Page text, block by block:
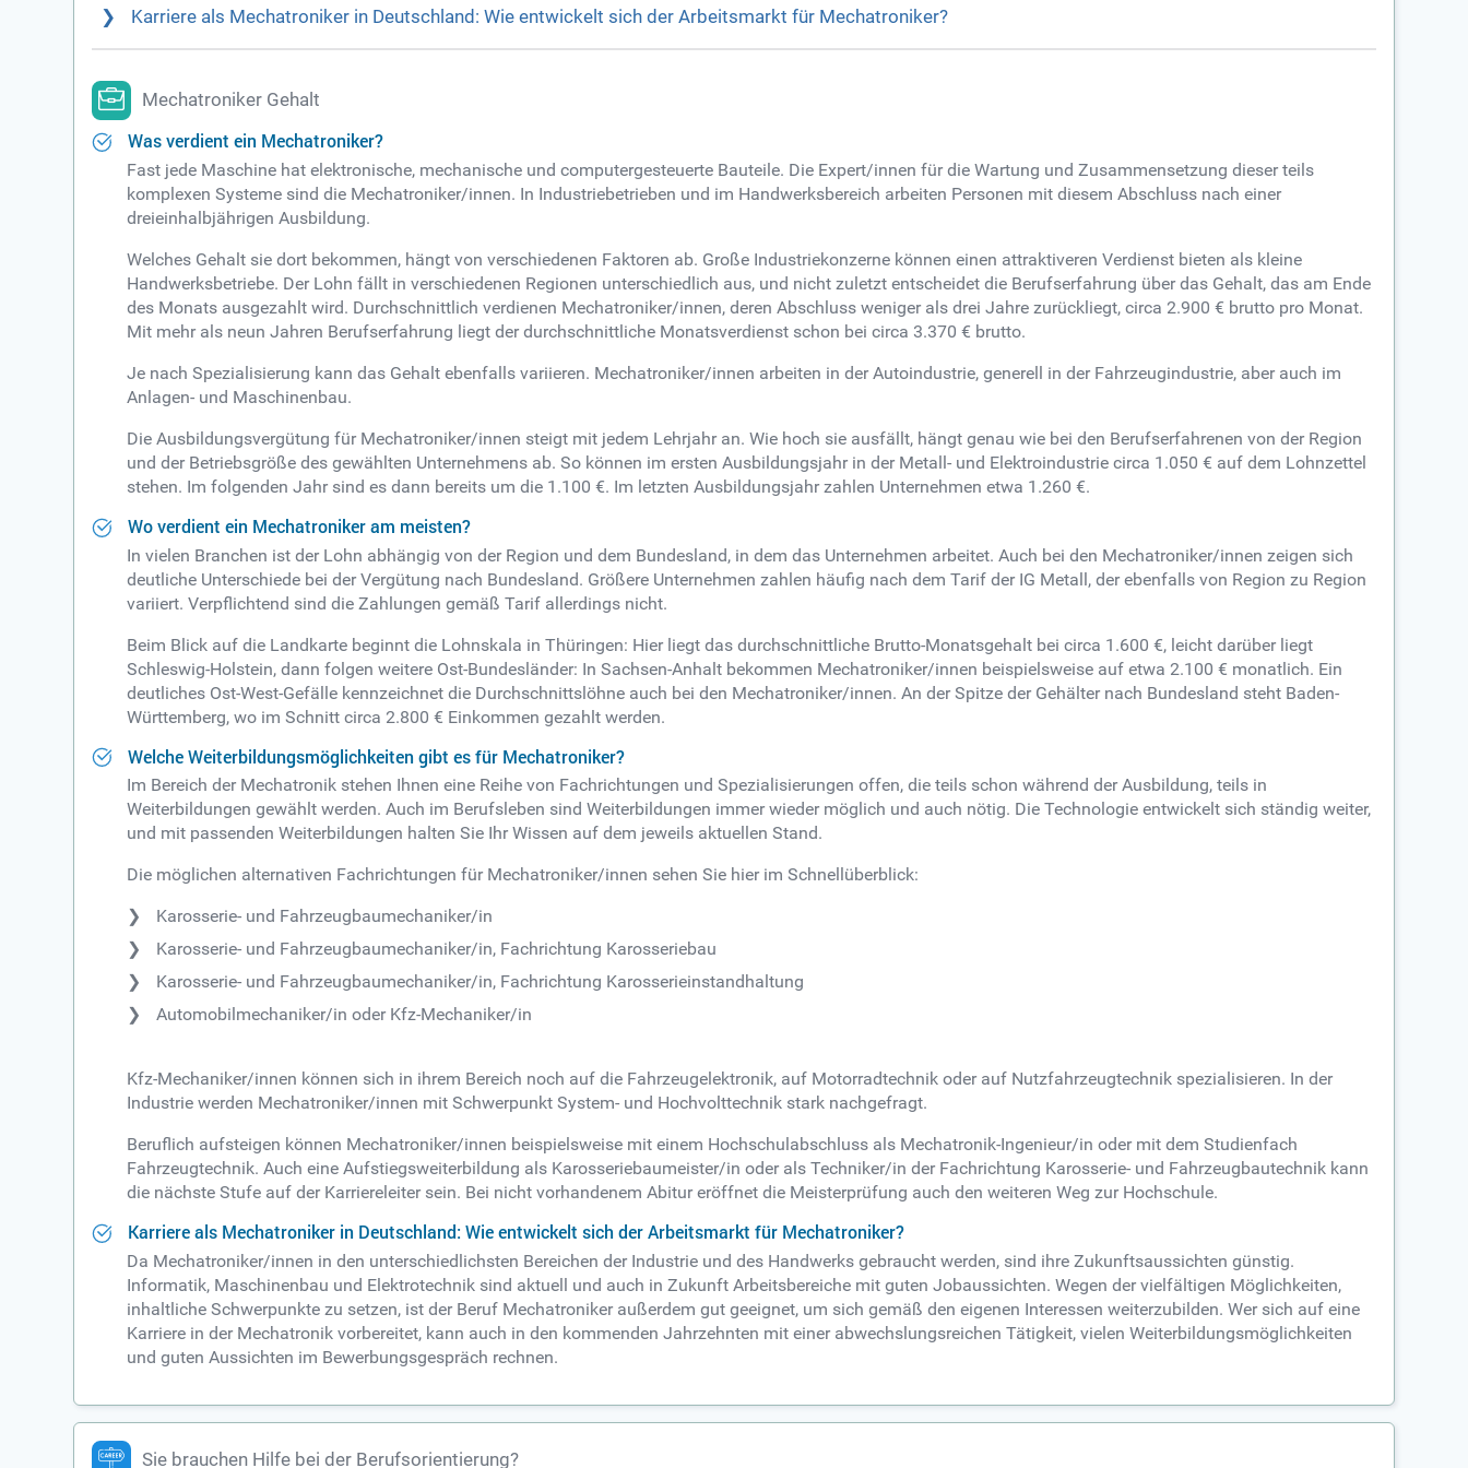
Karriere als Mechatroniker in Deutschland: Wie entwickelt sich der Arbeitsmarkt für Mechatroniker?
Mechatroniker Gehalt
Was verdient ein Mechatroniker?
Fast jede Maschine hat elektronische, mechanische und computergesteuerte Bauteile. Die Expert/innen für die Wartung und Zusammensetzung dieser teils
komplexen Systeme sind die Mechatroniker/innen. In Industriebetrieben und im Handwerksbereich arbeiten Personen mit diesem Abschluss nach einer
dreieinhalbjährigen Ausbildung.
Welches Gehalt sie dort bekommen, hängt von verschiedenen Faktoren ab. Große Industriekonzerne können einen attraktiveren Verdienst bieten als kleine
Handwerksbetriebe. Der Lohn fällt in verschiedenen Regionen unterschiedlich aus, und nicht zuletzt entscheidet die Berufserfahrung über das Gehalt, das am Ende
des Monats ausgezahlt wird. Durchschnittlich verdienen Mechatroniker/innen, deren Abschluss weniger als drei Jahre zurückliegt, circa 2.900 € brutto pro Monat.
Mit mehr als neun Jahren Berufserfahrung liegt der durchschnittliche Monatsverdienst schon bei circa 3.370 € brutto.
Je nach Spezialisierung kann das Gehalt ebenfalls variieren. Mechatroniker/innen arbeiten in der Autoindustrie, generell in der Fahrzeugindustrie, aber auch im
Anlagen- und Maschinenbau.
Die Ausbildungsvergütung für Mechatroniker/innen steigt mit jedem Lehrjahr an. Wie hoch sie ausfällt, hängt genau wie bei den Berufserfahrenen von der Region
und der Betriebsgröße des gewählten Unternehmens ab. So können im ersten Ausbildungsjahr in der Metall- und Elektroindustrie circa 1.050 € auf dem Lohnzettel
stehen. Im folgenden Jahr sind es dann bereits um die 1.100 €. Im letzten Ausbildungsjahr zahlen Unternehmen etwa 1.260 €.
Wo verdient ein Mechatroniker am meisten?
In vielen Branchen ist der Lohn abhängig von der Region und dem Bundesland, in dem das Unternehmen arbeitet. Auch bei den Mechatroniker/innen zeigen sich
deutliche Unterschiede bei der Vergütung nach Bundesland. Größere Unternehmen zahlen häufig nach dem Tarif der IG Metall, der ebenfalls von Region zu Region
variiert. Verpflichtend sind die Zahlungen gemäß Tarif allerdings nicht.
Beim Blick auf die Landkarte beginnt die Lohnskala in Thüringen: Hier liegt das durchschnittliche Brutto-Monatsgehalt bei circa 1.600 €, leicht darüber liegt
Schleswig-Holstein, dann folgen weitere Ost-Bundesländer: In Sachsen-Anhalt bekommen Mechatroniker/innen beispielsweise auf etwa 2.100 € monatlich. Ein
deutliches Ost-West-Gefälle kennzeichnet die Durchschnittslöhne auch bei den Mechatroniker/innen. An der Spitze der Gehälter nach Bundesland steht Baden-
Württemberg, wo im Schnitt circa 2.800 € Einkommen gezahlt werden.
Welche Weiterbildungsmöglichkeiten gibt es für Mechatroniker?
Im Bereich der Mechatronik stehen Ihnen eine Reihe von Fachrichtungen und Spezialisierungen offen, die teils schon während der Ausbildung, teils in
Weiterbildungen gewählt werden. Auch im Berufsleben sind Weiterbildungen immer wieder möglich und auch nötig. Die Technologie entwickelt sich ständig weiter,
und mit passenden Weiterbildungen halten Sie Ihr Wissen auf dem jeweils aktuellen Stand.
Die möglichen alternativen Fachrichtungen für Mechatroniker/innen sehen Sie hier im Schnellüberblick:
Karosserie- und Fahrzeugbaumechaniker/in
Karosserie- und Fahrzeugbaumechaniker/in, Fachrichtung Karosseriebau
Karosserie- und Fahrzeugbaumechaniker/in, Fachrichtung Karosserieinstandhaltung
Automobilmechaniker/in oder Kfz-Mechaniker/in
Kfz-Mechaniker/innen können sich in ihrem Bereich noch auf die Fahrzeugelektronik, auf Motorradtechnik oder auf Nutzfahrzeugtechnik spezialisieren. In der
Industrie werden Mechatroniker/innen mit Schwerpunkt System- und Hochvolttechnik stark nachgefragt.
Beruflich aufsteigen können Mechatroniker/innen beispielsweise mit einem Hochschulabschluss als Mechatronik-Ingenieur/in oder mit dem Studienfach
Fahrzeugtechnik. Auch eine Aufstiegsweiterbildung als Karosseriebaumeister/in oder als Techniker/in der Fachrichtung Karosserie- und Fahrzeugbautechnik kann
die nächste Stufe auf der Karriereleiter sein. Bei nicht vorhandenem Abitur eröffnet die Meisterprüfung auch den weiteren Weg zur Hochschule.
Karriere als Mechatroniker in Deutschland: Wie entwickelt sich der Arbeitsmarkt für Mechatroniker?
Da Mechatroniker/innen in den unterschiedlichsten Bereichen der Industrie und des Handwerks gebraucht werden, sind ihre Zukunftsaussichten günstig.
Informatik, Maschinenbau und Elektrotechnik sind aktuell und auch in Zukunft Arbeitsbereiche mit guten Jobaussichten. Wegen der vielfältigen Möglichkeiten,
inhaltliche Schwerpunkte zu setzen, ist der Beruf Mechatroniker außerdem gut geeignet, um sich gemäß den eigenen Interessen weiterzubilden. Wer sich auf eine
Karriere in der Mechatronik vorbereitet, kann auch in den kommenden Jahrzehnten mit einer abwechslungsreichen Tätigkeit, vielen Weiterbildungsmöglichkeiten
und guten Aussichten im Bewerbungsgespräch rechnen.
Sie brauchen Hilfe bei der Berufsorientierung?